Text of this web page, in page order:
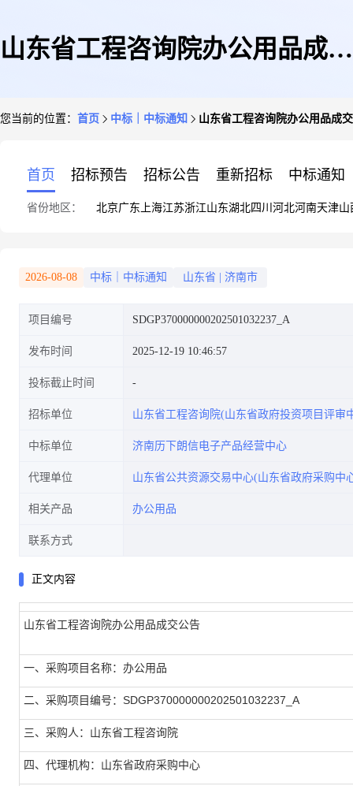
山东省工程咨询院办公用品成交
您当前的位置： 首页 中标｜中标通知 山东省工程咨询院办公用品成
首页 招标预告 招标公告 重新招标 中标通知
省份地区： 北京广东 上海江苏浙江山东湖北四川 河北河南天津山
2026-08-08 中标｜中标通知 山东省 济南市
项目编号 SDGP370000000202501032237_A
发布时间 2025-12-19 10:46:57
投标截止时间
招标单位 山东省工程咨询院(山东省政府投资项目评审
中标单位 济南历下朗信电子产品经营中心
代理单位 山东省公共资源交易中心(山东省政府采购中
相关产品 办公用品
联系方式
正文内容
山东省工程咨询院办公用品成交公告
一、采购项目名称：办公用品
二、采购项目编号：SDGP370000000202501032237_A
三、采购人：山东省工程咨询院
四、代理机构：山东省政府采购中心